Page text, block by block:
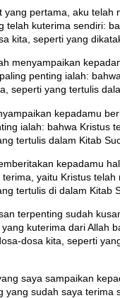
yang pertama, aku telah
telah kuterima sendiri:
kita, seperti yang
menyampaikan
penting ialah:
seperti yang tertulis
kepadamu
ialah: bahwa Kristus
tertulis dalam Kitab
kepadamu
yaitu Kristus telah
tertulis di dalam Kitab
terpenting sudah
kuterima dari Allah
dosa kita, seperti
saya sampaikan
yang sudah saya terima